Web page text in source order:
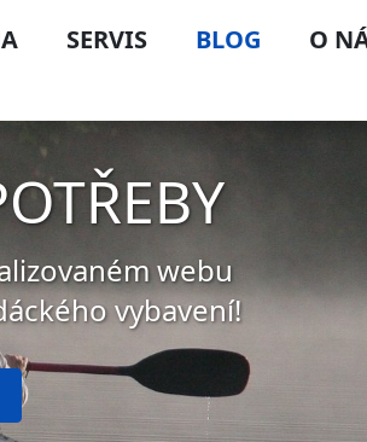
SERVIS BLOG O
webu
vybavení!